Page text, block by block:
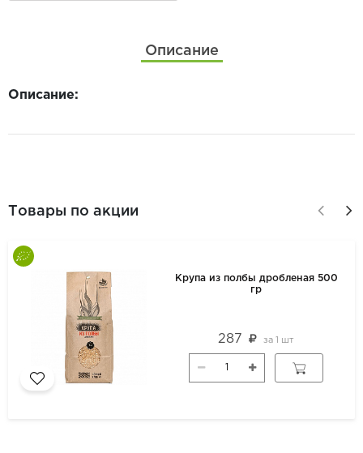
Описание
Описание:
Товары по акции
Крупа из полбы дробленая 500
гр
287 за 1 шт